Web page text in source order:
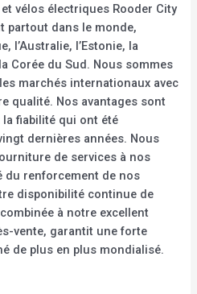
vélos électriques Rooder City
partout dans le monde,
l’Australie, l’Estonie, la
Corée du Sud. Nous sommes
marchés internationaux avec
qualité. Nos avantages sont
la fiabilité qui ont été
dernières années. Nous
de services à nos
du renforcement de nos
disponibilité continue de
à notre excellent
vente, garantit une forte
de plus en plus mondialisé.